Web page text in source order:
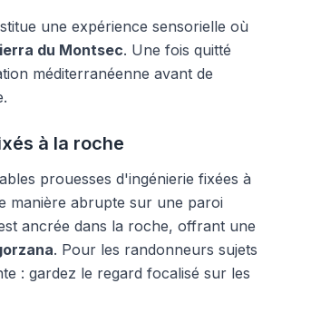
une expérience sensorielle où
du Montsec. Une fois quitté
méditerranéenne avant de
à la roche
prouesses d'ingénierie fixées à
manière abrupte sur une paroi
ancrée dans la roche, offrant une
. Pour les randonneurs sujets
: gardez le regard focalisé sur les